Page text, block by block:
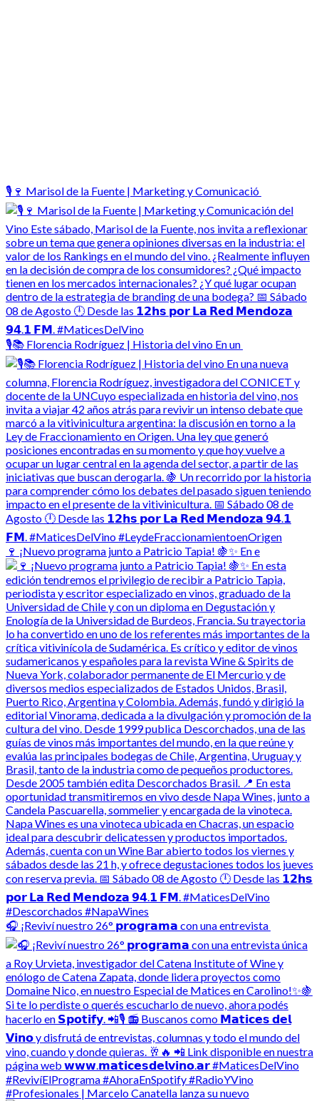
🎙️🍷 Marisol de la Fuente | Marketing y Comunicació
🎙️📚 Florencia Rodríguez | Historia del vino En un
🍷 ¡Nuevo programa junto a Patricio Tapia! 🍇✨ En e
🎧 ¡Reviví nuestro 26° 𝗽𝗿𝗼𝗴𝗿𝗮𝗺𝗮 con una entrevista
#Profesionales | Marcelo Canatella lanza su nuevo